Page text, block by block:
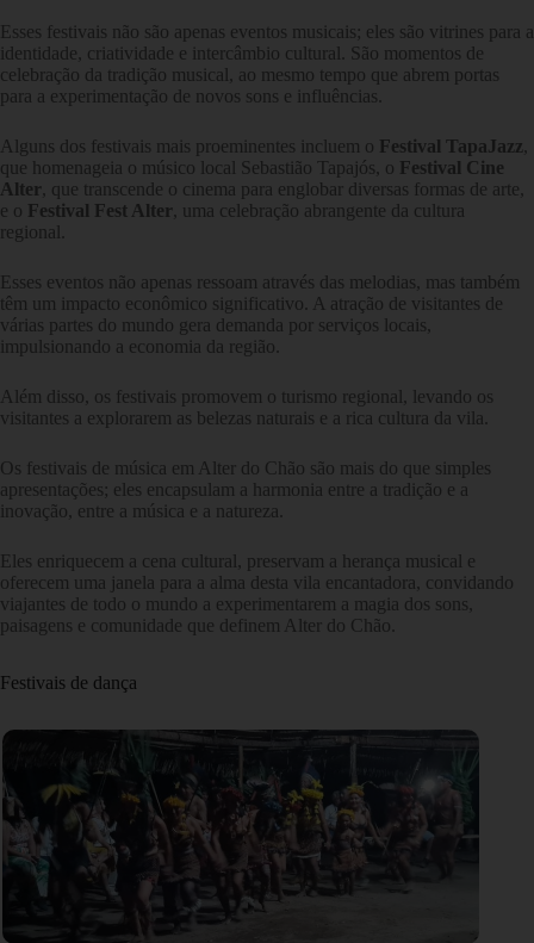
Esses festivais não são apenas eventos musicais; eles são vitrines para a
identidade, criatividade e intercâmbio cultural. São momentos de
celebração da tradição musical, ao mesmo tempo que abrem portas
para a experimentação de novos sons e influências.
Alguns dos festivais mais proeminentes incluem o Festival TapaJazz
que homenageia o músico local Sebastião Tapajós, o Festival Cine
Alter
, que transcende o cinema para englobar diversas formas de arte,
e o Festival Fest Alter
, uma celebração abrangente da cultura
regional.
Esses eventos não apenas ressoam através das melodias, mas também
têm um impacto econômico significativo. A atração de visitantes de
várias partes do mundo gera demanda por serviços locais,
impulsionando a economia da região.
Além disso, os festivais promovem o turismo regional, levando os
visitantes a explorarem as belezas naturais e a rica cultura da vila.
Os festivais de música em Alter do Chão são mais do que simples
apresentações; eles encapsulam a harmonia entre a tradição e a
inovação, entre a música e a natureza.
Eles enriquecem a cena cultural, preservam a herança musical e
oferecem uma janela para a alma desta vila encantadora, convidando
viajantes de todo o mundo a experimentarem a magia dos sons,
paisagens e comunidade que definem Alter do Chão.
Festivais de dança